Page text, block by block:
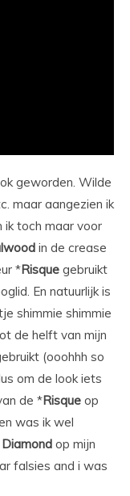
geworden. Wilde
maar aangezien ik
ik toch maar voor
in de crease
*Risque gebruikt
En natuurlijk is
shimmie shimmie
de helft van mijn
(ooohhh so
om de look iets
de *Risque op
was ik wel
Diamond op mijn
falsies and i was